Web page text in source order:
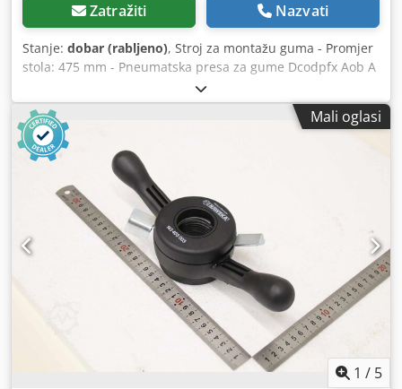
Zatražiti Nazvati
Stanje: dobar (rabljeno), Stroj za montažu guma - Promjer
stola: 475 mm - Pneumatska presa za gume Dcodpfx Aob A
Hwremvok - Preklopna ruka - Težina: 208 kg
Mali oglasi
1 / 5